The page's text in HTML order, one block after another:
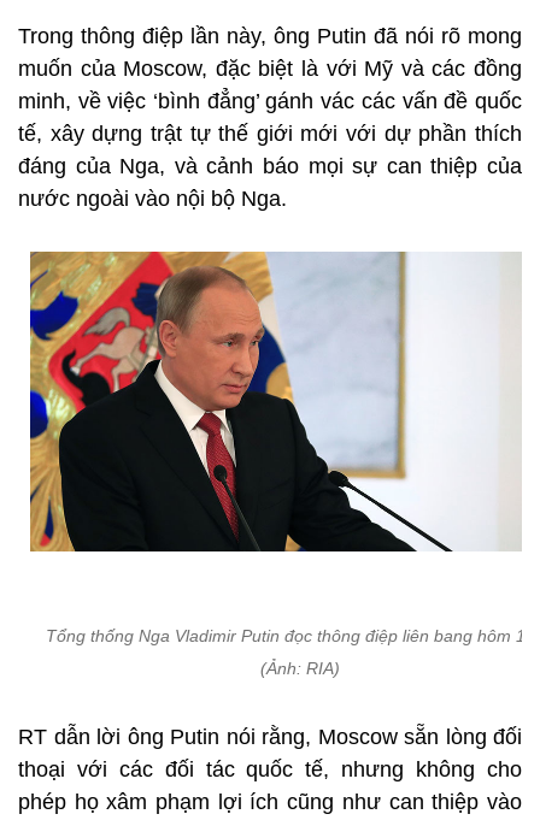
Trong thông điệp lần này, ông Putin đã nói rõ mong
muốn của Moscow, đặc biệt là với Mỹ và các đồng
minh, về việc ‘bình đẳng’ gánh vác các vấn đề quốc
tế, xây dựng trật tự thế giới mới với dự phần thích
đáng của Nga, và cảnh báo mọi sự can thiệp của
nước ngoài vào nội bộ Nga.
Tổng thống Nga Vladimir Putin đọc thông điệp liên bang hôm 1/
(Ảnh: RIA)
RT dẫn lời ông Putin nói rằng, Moscow sẵn lòng đối
thoại với các đối tác quốc tế, nhưng không cho
phép họ xâm phạm lợi ích cũng như can thiệp vào